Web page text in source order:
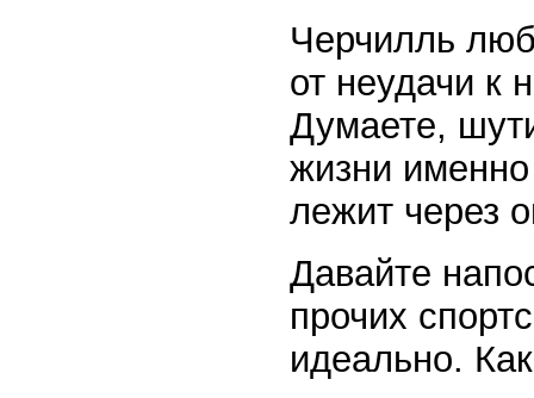
Черчилль
от неудачи к
Думаете,
жизни именно
лежит через
Давайте
прочих
идеально.